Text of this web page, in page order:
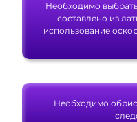
Необходимо
составлено из
использование
Необходимо